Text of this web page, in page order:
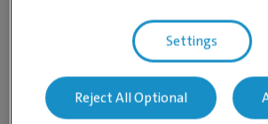
loomaomanikuga leida parima
lemmikule hea elukvaliteedi.
Dr. Romanova on töötanud ja töötab
Settings
Reject All Optional